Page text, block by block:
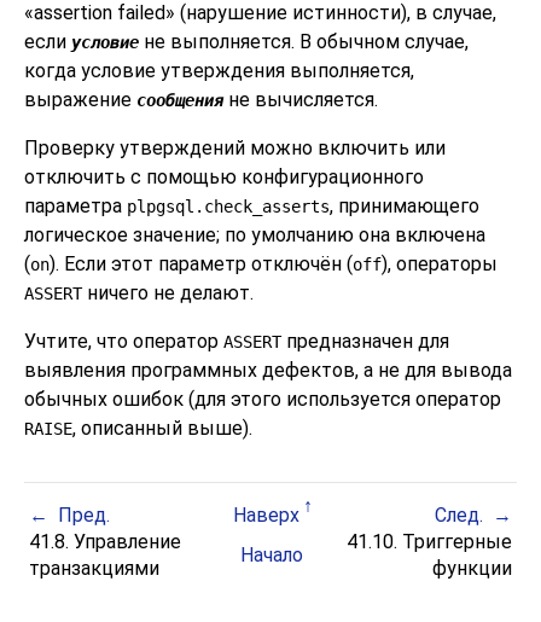
«assertion failed» (нарушение истинности), в случае,
если условие не выполняется. В обычном случае,
когда условие утверждения выполняется,
выражение сообщенияне вычисляется.
Проверку утверждений можно включить или
отключить с помощью конфигурационного
параметра plpgsql.check_asserts, принимающего
логическое значение; по умолчанию она включена
(on). Если этот параметр отключён (off), операторы
ASSERTничего не делают.
Учтите, что оператор ASSERTпредназначен для
выявления программных дефектов, а не для вывода
обычных ошибок (для этого используется оператор
RAISE, описанный выше).
Пред. Наверх
След.
41.8. Управление
транзакциями
Начало
41.10. Триггерные
функции